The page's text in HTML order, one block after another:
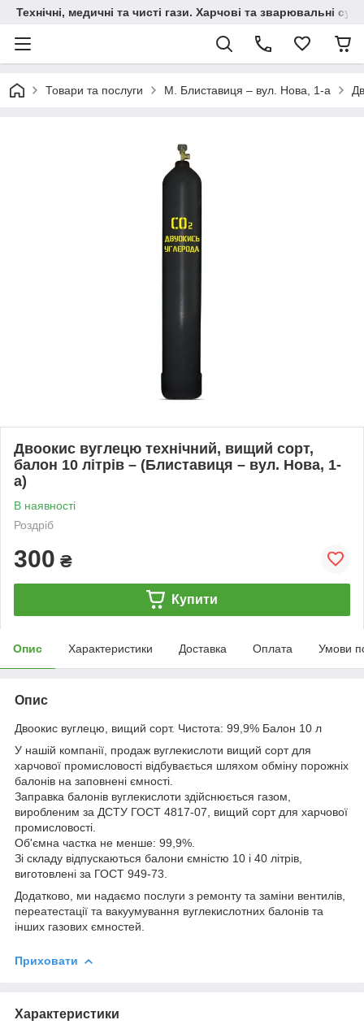
Технічні, медичні та чисті гази. Харчові та зварювальні
Товари та послуги М. Блиставиця – вул. Нова, 1-а
Двоокис вуглецю технічний, вищий сорт,
балон 10 літрів – (Блиставиця – вул. Нова, 1-
а)
В наявності
Роздріб
300 ₴
Купити
Опис Характеристики Доставка Оплата Умови
Опис
Двоокис вуглецю, вищий сорт. Чистота: 99,9% Балон 10 л
У нашій компанії, продаж вуглекислоти вищий сорт для
харчової промисловості відбувається шляхом обміну порожніх
балонів на заповнені ємності.
Заправка балонів вуглекислоти здійснюється газом,
виробленим за ДСТУ ГОСТ 4817-07, вищий сорт для харчової
промисловості.
Об'ємна частка не менше: 99,9%.
Зі складу відпускаються балони ємністю 10 і 40 літрів,
виготовлені за ГОСТ 949-73.
Додатково, ми надаємо послуги з ремонту та заміни вентилів,
переатестації та вакуумування вуглекислотних балонів та
інших газових ємностей.
Приховати
Характеристики